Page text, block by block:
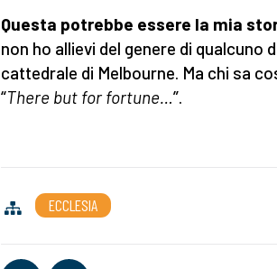
Questa potrebbe essere la mia
non ho allievi del genere di qualcuno
cattedrale di Melbourne. Ma chi sa
“There but for fortune…”.
ECCLESIA